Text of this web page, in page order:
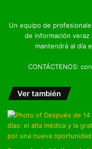
Un equipo de
de información veraz
mantendrá al día
CONTÁCTENOS:
Ver también